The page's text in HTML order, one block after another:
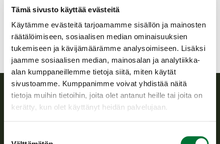
Tämä sivusto käyttää evästeitä
Käytämme evästeitä tarjoamamme sisällön ja mainosten
räätälöimiseen, sosiaalisen median ominaisuuksien
tukemiseen ja kävijämäärämme analysoimiseen. Lisäksi
jaamme sosiaalisen median, mainosalan ja analytiikka-
alan kumppaneillemme tietoja siitä, miten käytät
sivustoamme. Kumppanimme voivat yhdistää näitä
tietoja muihin tietoihin, joita olet antanut heille tai joita on
kerätty, kun olet käyttänyt heidän palvelujaan.
jyvaskyla@rhy.riista.fi
Suomen riistakeskus
riistanhoitoyhdistysten toimintaa ja huolehtii riistapolitiikan